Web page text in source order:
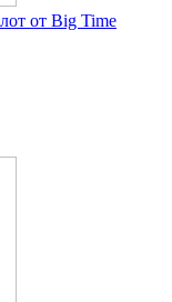
от Big Time